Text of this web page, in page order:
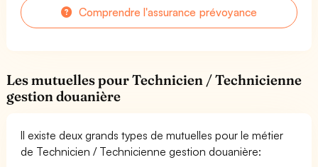
Comprendre l'assurance prévoyance
Les mutuelles pour Technicien / Technicienne
gestion douanière
Il existe deux grands types de mutuelles pour le métier
de Technicien / Technicienne gestion douanière: